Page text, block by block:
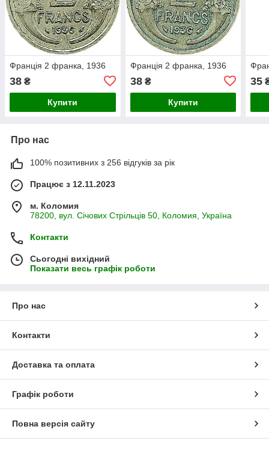
Франція 2 франка, 1936
38 ₴
Купити
Франція 2 франка, 1936
38₴
Купити
35
Про нас
100% позитивних з 256 відгуків за рік
Працює з 12.11.2023
м. Коломия
78200, вул. Січових Стрільців 50, Коломия, Україна
Контакти
Сьогодні вихідний
Показати весь графік роботи
Про нас
Контакти
Доставка та оплата
Графік роботи
Повна версія сайту